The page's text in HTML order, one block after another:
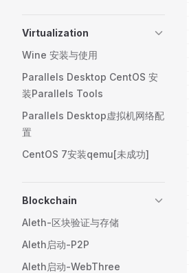
Virtualization
Wine 安装与使用
Parallels Desktop CentOS 安
装Parallels Tools
Parallels Desktop虚拟机网络配
置
CentOS 7安装qemu[未成功]
Blockchain
Aleth-区块验证与存储
Aleth启动-P2P
Aleth启动-WebThree